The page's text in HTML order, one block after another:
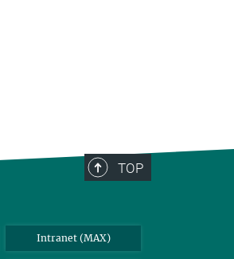
TOP
Intranet (MAX)